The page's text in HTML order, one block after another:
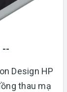
--
Design HP
thau mạ